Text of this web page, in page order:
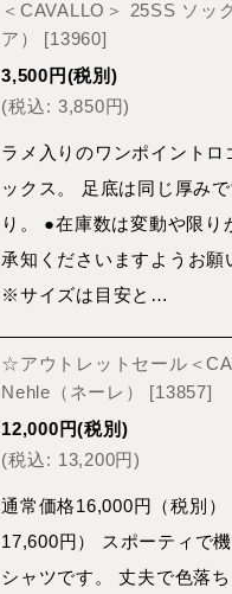
＜CAVALLO＞ 25SS ソッ
ア）
[13960]
3,500 円(税別)
(税込: 3,850円)
ラメ入りのワンポイントロ
ックス。 足底は同じ厚み
り。 ●在庫数は変動や限り
承知くださいますようお願
※サイズは目安と…
☆アウトレットセール＜
Nehle（ネーレ）
[13857]
12,000 円(税別)
(税込: 13,200円)
通常価格16,000円（税別）
17,600円） スポーティで
シャツです。 丈夫で色落